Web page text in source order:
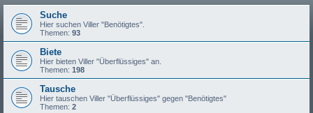
Suche
Hier suchen Viller "Benötigtes".
Themen: 93
Biete
Hier bieten Viller "Überflüssiges" an.
Themen: 198
Tausche
Hier tauschen Viller "Überflüssiges" gegen "Benötigtes"
Themen: 2